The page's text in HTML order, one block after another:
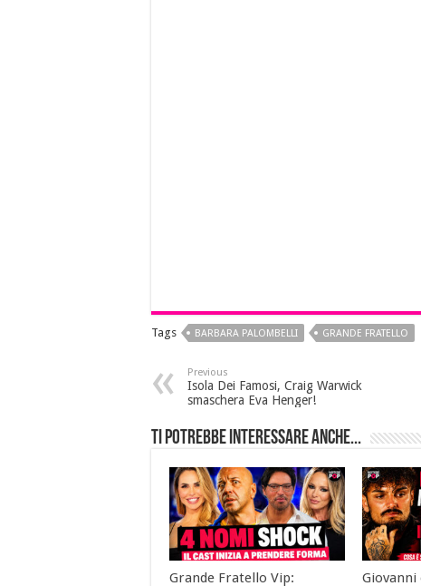
Tags BARBARA PALOMBELLI GRANDE FRATELLO
Previous
Isola Dei Famosi, Craig Warwick
smaschera Eva Henger!
Ti potrebbe interessare anche...
Grande Fratello Vip: